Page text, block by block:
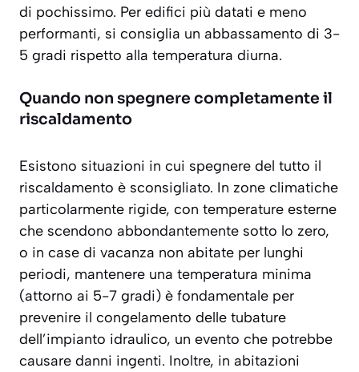
di pochissimo. Per edifici più datati e meno
performanti, si consiglia un abbassamento di 3-
5 gradi rispetto alla temperatura diurna.
Quando non spegnere completamente il
riscaldamento
Esistono situazioni in cui spegnere del tutto il
riscaldamento è sconsigliato. In zone climatiche
particolarmente rigide, con temperature esterne
che scendono abbondantemente sotto lo zero,
o in case di vacanza non abitate per lunghi
periodi, mantenere una temperatura minima
(attorno ai 5-7 gradi) è fondamentale per
prevenire il congelamento delle tubature
dell’impianto idraulico, un evento che potrebbe
causare danni ingenti. Inoltre, in abitazioni